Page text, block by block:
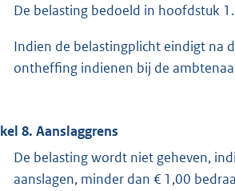
De belasting bedoeld in hoofdstuk
Indien de belastingplicht eindigt na
ontheffing indienen bij de
8. Aanslaggrens
De belasting wordt niet geheven,
aanslagen, minder dan € 1,00